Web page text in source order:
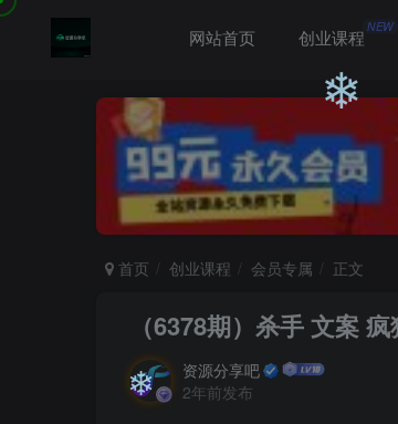
网站首页 创业课程 NEW
首页 创业课程 会员专属 正文
（6378期）杀手 文案
资源分享吧
2年前发布
❄
❄